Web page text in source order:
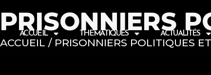
au
contenu
ACCUEIL THEMATIQUES ACTUALITÉS
PRISONNIERS
ACCUEIL / PRISONNIERS POLITIQUES